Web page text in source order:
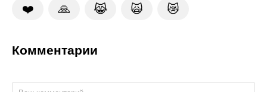
❤️ 🙏 😹 🙀 😿
Комментарии